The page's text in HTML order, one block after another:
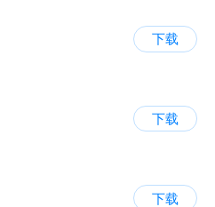
下载
下载
下载